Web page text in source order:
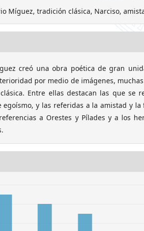
Míguez, tradición clásica, Narciso,
creó una obra poética de gran
por medio de imágenes,
Entre ellas destacan las que se
egoísmo, y las referidas a la amistad y
a Orestes y Pílades y a los